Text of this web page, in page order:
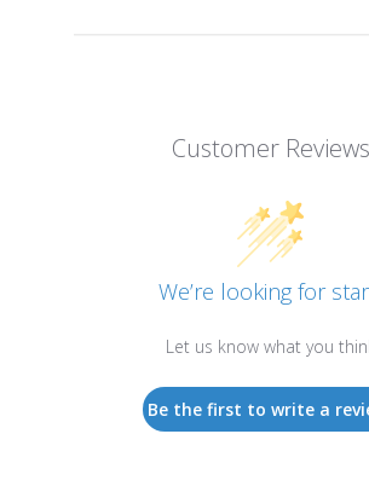
Customer Reviews
We’re looking for
Let us know what you
Be the first to write a